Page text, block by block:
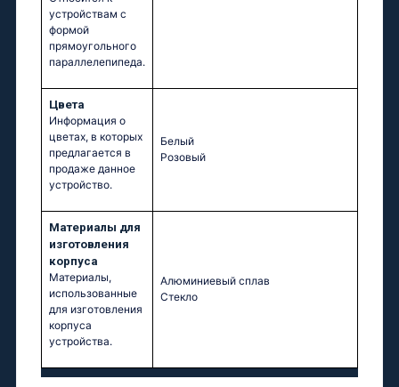
устройствам с
формой
прямоугольного
параллелепипеда.
Цвета
Информация о
цветах, в которых
предлагается в
продаже данное
устройство.
Белый
Розовый
Материалы для
изготовления
корпуса
Материалы,
использованные
для изготовления
корпуса
устройства.
Алюминиевый сплав
Стекло